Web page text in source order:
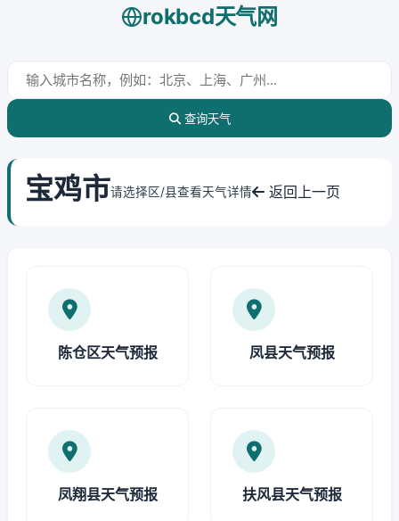
rokbcd天气网
查询天气
宝鸡市请选择区/县查看天气详情 返回上一页
陈仓区天气预报 凤县天气预报
凤翔县天气预报 扶风县天气预报